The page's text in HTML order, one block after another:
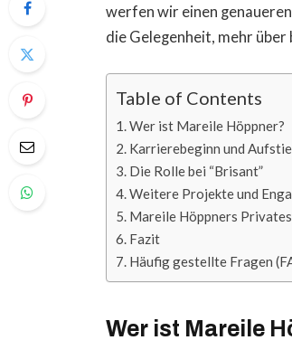
werfen wir einen
die Gelegenheit, mehr
Table of Contents
Wer ist Mareile Höppner?
Karrierebeginn und
Die Rolle bei “Brisant”
Weitere Projekte und
Mareile Höppners
Fazit
Häufig gestellte Fragen
Wer ist Mareile